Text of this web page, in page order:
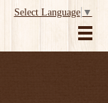
Select Language ▼
メ